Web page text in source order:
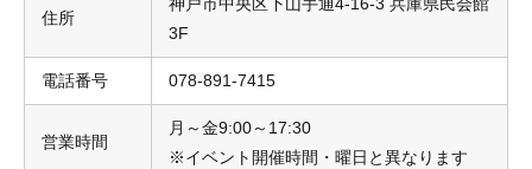
住所
神戸市中央区下山手通4-16-3 兵庫県民会館
3F
電話番号 078-891-7415
営業時間
月～金9:00～17:30
※イベント開催時間・曜日と異なります